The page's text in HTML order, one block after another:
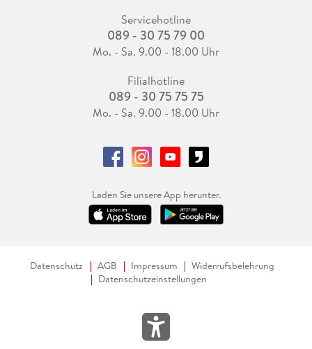
Servicehotline
089 - 30 75 79 00
Mo. - Sa. 9.00 - 18.00 Uhr
Filialhotline
089 - 30 75 75 75
Mo. - Sa. 9.00 - 18.00 Uhr
Laden Sie unsere App herunter.
Datenschutz AGB Impressum
Widerrufsbelehrung
Datenschutzeinstellungen